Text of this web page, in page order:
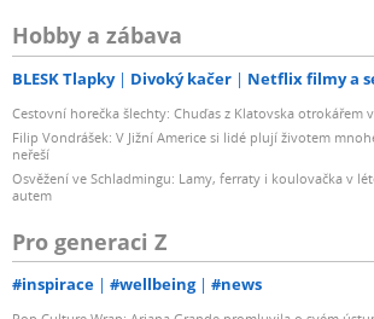
Yamaha.
Hobby a zábava
BLESK Tlapky Divoký kačer Netflix filmy a
Cestovní horečka šlechty: Chuďas z Klatovska otrokářem
Filip Vondrášek: V Jižní Americe si lidé plují životem
neřeší
Osvěžení ve Schladmingu: Lamy, ferraty i koulovačka v
autem
Pro generaci Z
#inspirace #wellbeing #news